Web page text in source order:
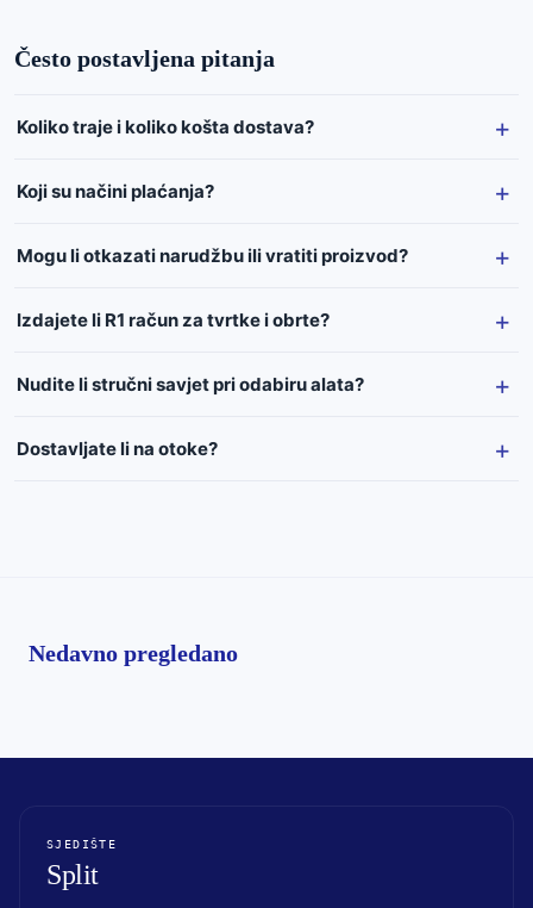
Često postavljena pitanja
Koliko traje i koliko košta dostava?
Koji su načini plaćanja?
Mogu li otkazati narudžbu ili vratiti proizvod?
Izdajete li R1 račun za tvrtke i obrte?
Nudite li stručni savjet pri odabiru alata?
Dostavljate li na otoke?
Nedavno pregledano
SJEDIŠTE
Split